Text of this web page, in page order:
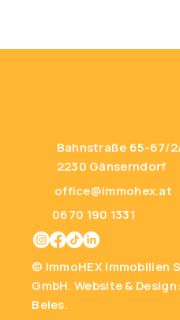
Bahnstraße 65-67/
2230 Gänserndorf
office@immohex.at
0670 190 1331
© ImmoHEX Immobilien
GmbH.Website &
Beles.